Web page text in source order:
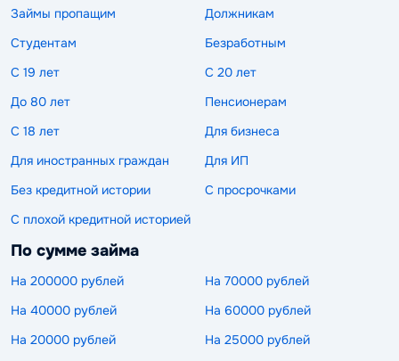
Займы пропащим
Должникам
Студентам
Безработным
С 19 лет
С 20 лет
До 80 лет
Пенсионерам
С 18 лет
Для бизнеса
Для иностранных граждан
Для ИП
Без кредитной истории
С просрочками
С плохой кредитной историей
По сумме займа
На 200000 рублей
На 70000 рублей
На 40000 рублей
На 60000 рублей
На 20000 рублей
На 25000 рублей